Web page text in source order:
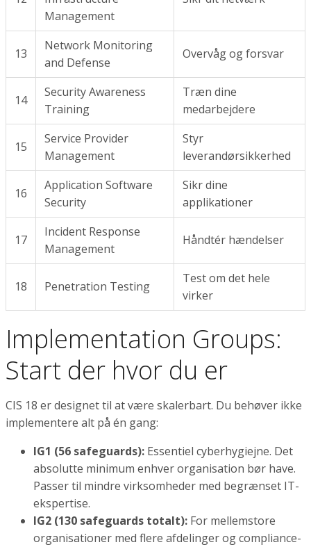
Management
13
Network Monitoring
and Defense
Overvåg og forsvar
14
Security Awareness
Training
Træn dine
medarbejdere
15
Service Provider
Management
Styr
leverandørsikkerhed
16
Application Software
Security
Sikr dine
applikationer
17
Incident Response
Management
Håndtér hændelser
18 Penetration Testing
Test om det hele
virker
Implementation Groups:
Start der hvor du er
CIS 18 er designet til at være skalerbart. Du behøver ikke
implementere alt på én gang:
IG1 (56 safeguards): Essentiel cyberhygiejne. Det
absolutte minimum enhver organisation bør have.
Passer til mindre virksomheder med begrænset IT-
ekspertise.
IG2 (130 safeguards totalt): For mellemstore
organisationer med flere afdelinger og compliance-